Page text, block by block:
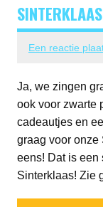
Een reactie
Ja, we zingen
ook voor zwarte
cadeautjes en
graag voor onze
eens! Dat is een
Sinterklaas! Zie